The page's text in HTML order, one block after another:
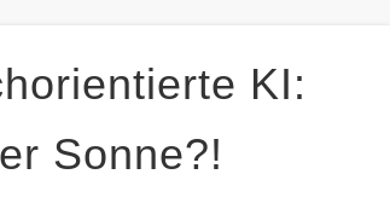
KI:
Sonne?!